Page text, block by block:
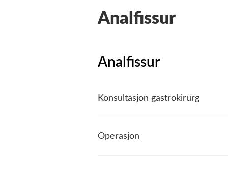
Analfissur
Analfissur
Konsultasjon gastrokirurg
Operasjon